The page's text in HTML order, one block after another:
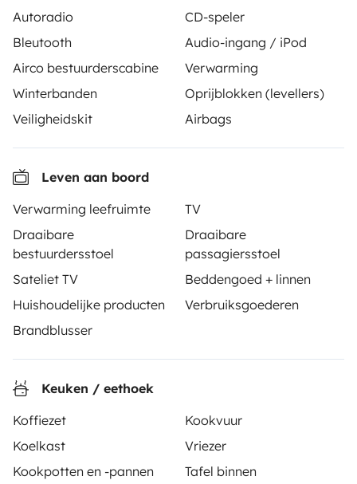
Autoradio
CD-speler
Bleutooth
Audio-ingang / iPod
Airco bestuurderscabine
Verwarming
Winterbanden
Oprijblokken (levellers)
Veiligheidskit
Airbags
Leven aan boord
Verwarming leefruimte
TV
Draaibare
bestuurdersstoel
Draaibare
passagiersstoel
Sateliet TV
Beddengoed + linnen
Huishoudelijke producten
Verbruiksgoederen
Brandblusser
Keuken / eethoek
Koffiezet
Kookvuur
Koelkast
Vriezer
Kookpotten en -pannen
Tafel binnen
Vanaf
€ 90/dag
Yescapa is een platform dat het gemakkelijk en veilig
te huren. De site heeft de rol als een vertrouwde derde
partij en biedt een kant-en-klare oplossing voor
verhuur in alle vrijheid en veiligheid.
Hoe werkt huren en verhuren?
Een mobilhome huren